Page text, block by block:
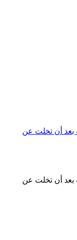
أن تخلت عن
أن تخلت عن